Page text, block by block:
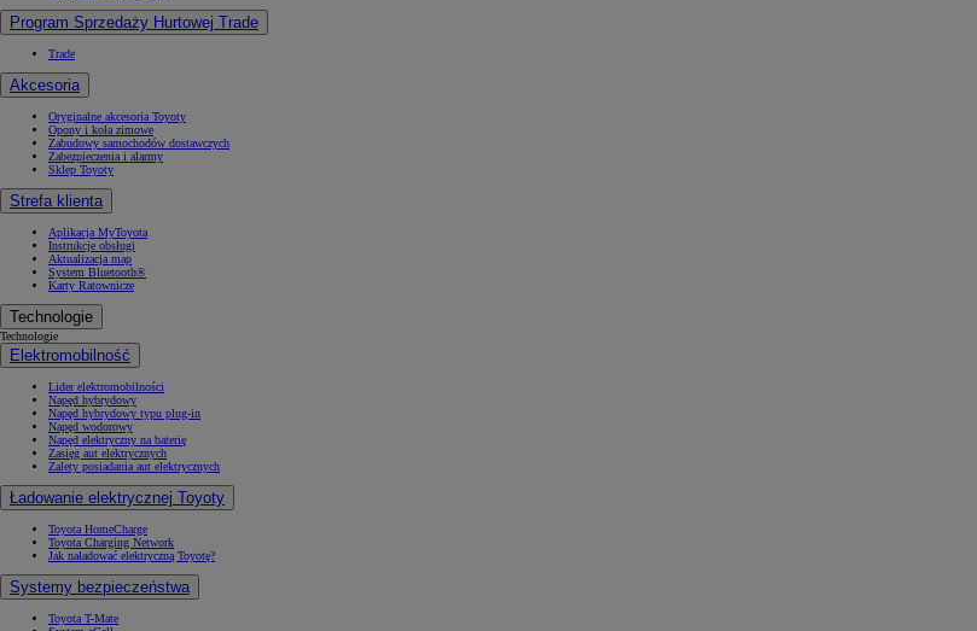
Od105 300 zł
HYBRID
Program Sprzedaży Hurtowej Trade
Trade
Akcesoria
Oryginalne akcesoria Toyoty
Opony i koła zimowe
Zabudowy samochodów dostawczych
Zabezpieczenia i alarmy
Sklep Toyoty
Strefa klienta
Aplikacja MyToyota
Instrukcje obsługi
Aktualizacja map
System Bluetooth®
Karty Ratownicze
Technologie
Technologie
Elektromobilność
Lider elektromobilności
Napęd hybrydowy
Napęd hybrydowy typu plug-in
Napęd wodorowy
Napęd elektryczny na baterię
Zasięg aut elektrycznych
Zalety posiadania aut elektrycznych
Ładowanie elektrycznej Toyoty
Toyota HomeCharge
Toyota Charging Network
Jak naładować elektryczną Toyotę?
Systemy bezpieczeństwa
Toyota T-Mate